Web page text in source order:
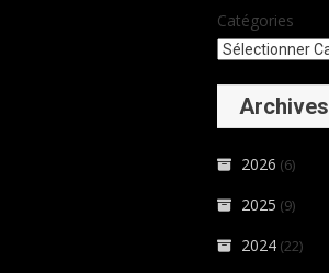
Catégories
Archives
2026 (6)
2025 (9)
2024 (22)